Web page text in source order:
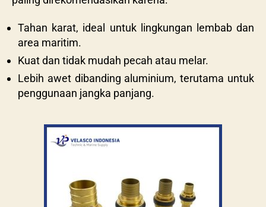
Tahan karat, ideal untuk lingkungan lembab dan
area maritim.
Kuat dan tidak mudah pecah atau melar.
Lebih awet dibanding aluminium, terutama untuk
penggunaan jangka panjang.